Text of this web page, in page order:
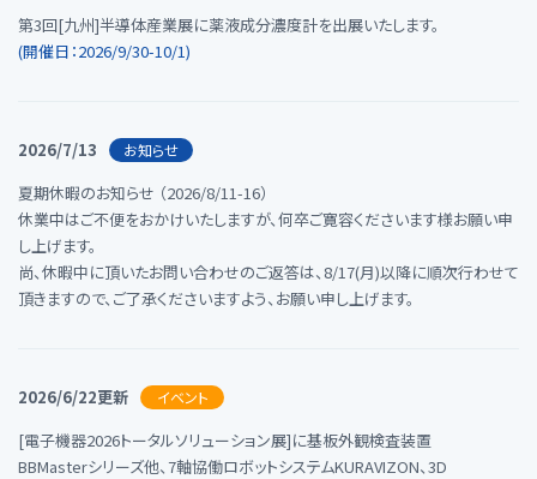
第3回[九州]半導体産業展に薬液成分濃度計を出展いたします。
(開催日：2026/9/30-10/1)
2026/7/13 お知らせ
夏期休暇のお知らせ （2026/8/11-16）
休業中はご不便をおかけいたしますが、何卒ご寛容くださいます様お願い申
し上げます。
尚、休暇中に頂いたお問い合わせのご返答は、8/17(月)以降に順次行わせて
頂きますので、ご了承くださいますよう、お願い申し上げます。
2026/6/22更新 イベント
[電子機器2026トータルソリューション展]に基板外観検査装置
BBMasterシリーズ他、7軸協働ロボットシステムKURAVIZON、3D